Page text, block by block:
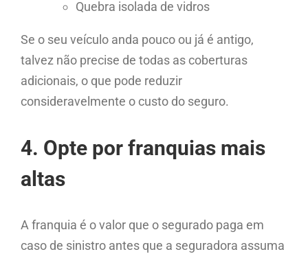
Quebra isolada de vidros
Se o seu veículo anda pouco ou já é antigo,
talvez não precise de todas as coberturas
adicionais, o que pode reduzir
consideravelmente o custo do seguro.
4. Opte por franquias mais
altas
A franquia é o valor que o segurado paga em
caso de sinistro antes que a seguradora assuma